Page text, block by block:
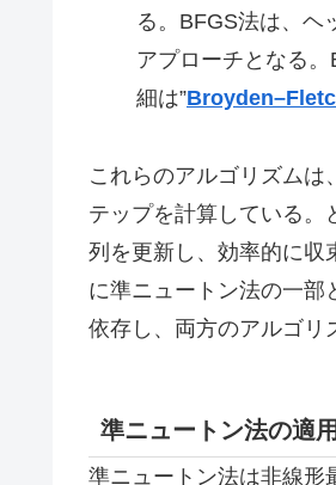
る。BFGS法は、ヘ
アプローチとなる
細は”
これらのアルゴリズムは
テップを計算している。
列を更新し、効率的に収
に準ニュートン法の一部
依存し、両方のアルゴリ
準ニュートン法の適
準ニュートン法は非線形